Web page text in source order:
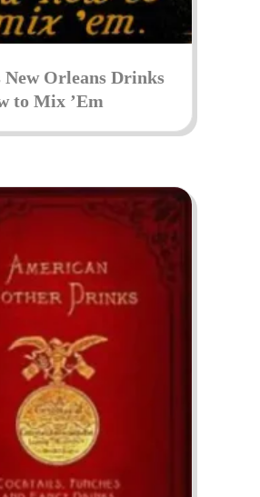
New Orleans Drinks
to Mix ’Em